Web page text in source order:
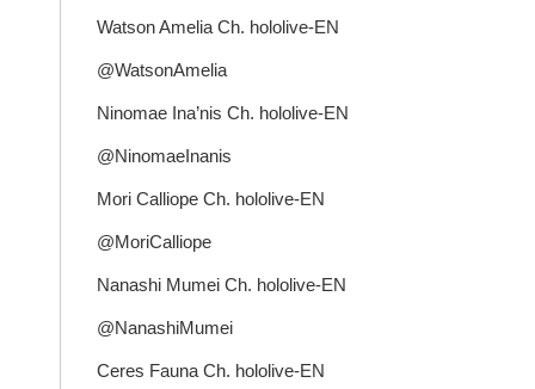
Watson Amelia Ch. hololive-EN
@WatsonAmelia
Ninomae Ina’nis Ch. hololive-EN
@NinomaeInanis
Mori Calliope Ch. hololive-EN
@MoriCalliope
Nanashi Mumei Ch. hololive-EN
@NanashiMumei
Ceres Fauna Ch. hololive-EN